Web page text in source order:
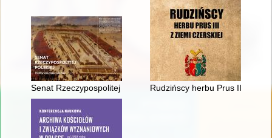
Senat Rzeczypospolitej Polskiej : historia i dziedzictwo
Rudzińscy herbu Prus III z